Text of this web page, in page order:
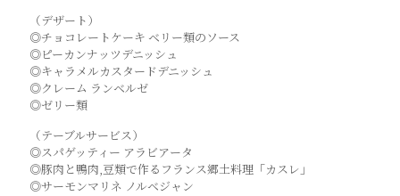
（デザート）
◎チョコレートケーキ ベリー類のソース
◎ピーカンナッツデニッシュ
◎キャラメルカスタードデニッシュ
◎クレーム ランベルゼ
◎ゼリー類
（テーブルサービス）
◎スパゲッティー アラビアータ
◎豚肉と鴨肉,豆類で作るフランス郷土料理「カスレ」
◎サーモンマリネ ノルベジャン